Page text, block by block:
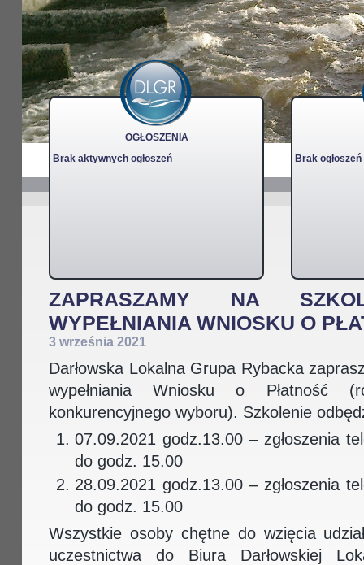
OGŁOSZENIA
Brak aktywnych ogłoszeń
Brak
ZAPRASZAMY NA
WYPEŁNIANIA WNIOSKU O
3 września 2021
Darłowska Lokalna Grupa Rybacka
wypełniania Wniosku o Płatność
konkurencyjnego wyboru). Szkolenie
07.09.2021 godz.13.00 – zgłoszenia
do godz. 15.00
28.09.2021 godz.13.00 – zgłoszenia
do godz. 15.00
Wszystkie osoby chętne do wzięcia
uczestnictwa do Biura Darłowskiej